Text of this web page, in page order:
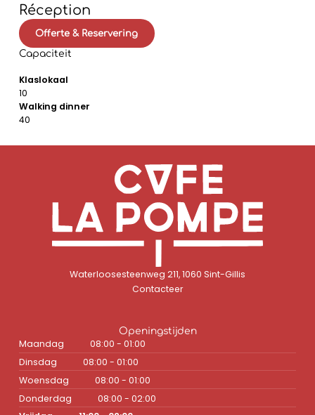
Réception
Offerte & Reservering
Capaciteit
Klaslokaal
10
Walking dinner
40
Waterloosesteenweg 211, 1060 Sint-Gillis
Contacteer
Openingstijden
Maandag
08:00 - 01:00
Dinsdag
08:00 - 01:00
Woensdag
08:00 - 01:00
Donderdag
08:00 - 02:00